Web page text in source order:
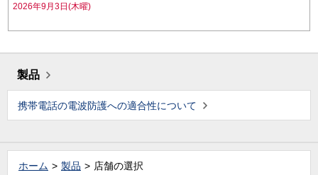
2026年9月3日(木曜)
製品
携帯電話の電波防護への適合性について
ホーム 製品 店舗の選択